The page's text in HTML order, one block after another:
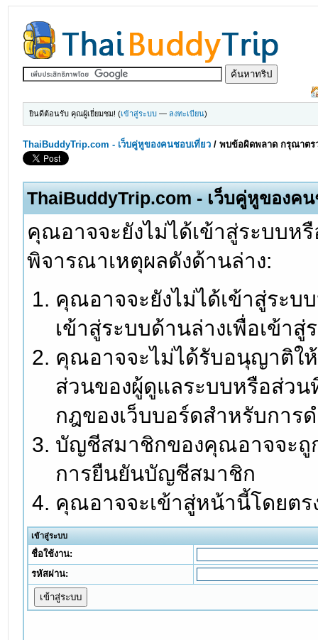
ยินดีต้อนรับ คุณผู้เยี่ยมชม! (เข้าสู่ระบบ — ลงทะเบียน)
ThaiBuddyTrip.com - เว็บคู่หูของคนชอบเที่ยว /พบข้อผิดพลาด กรุณาตร
ThaiBuddyTrip.com - เว็บคู่หูของค
คุณอาจจะยังไม่ได้เข้าสู่ระบบ
พิจารณาเหตุผลดังด้านล่าง:
คุณอาจจะยังไม่ได้เข้าสู่ระบ
เข้าสู่ระบบด้านล่างเพื่อเข้า
คุณอาจจะไม่ได้รับอนุญาติใ
ส่วนของผู้ดูแลระบบหรือส่ว
กฎของเว็บบอร์ดสำหรับการ
บัญชีสมาชิกของคุณอาจจะถู
การยืนยันบัญชีสมาชิก
คุณอาจจะเข้าสู่หน้านี้โดยต
เข้าสู่ระบบ
ชื่อใช้งาน:
รหัสผ่าน: